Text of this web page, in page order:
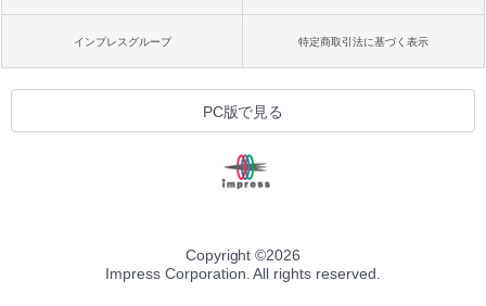
インプレスグループ 特定商取引法に基づく表示
PC版で見る
Copyright ©2026
Impress Corporation. All rights reserved.